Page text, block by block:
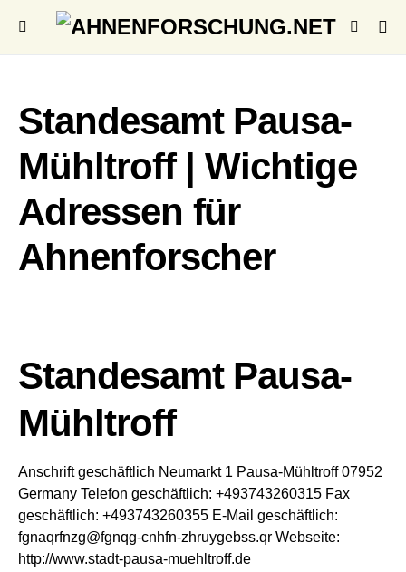
Standesamt Pausa-
Mühltroff | Wichtige
Adressen für
Ahnenforscher
Standesamt Pausa-
Mühltroff
Anschrift geschäftlich Neumarkt 1 Pausa-Mühltroff 07952
Germany Telefon geschäftlich: +493743260315 Fax
geschäftlich: +493743260355 E-Mail geschäftlich:
fgnaqrfnzg@fgnqg-cnhfn-zhruygebss.qr Webseite:
http://www.stadt-pausa-muehltroff.de